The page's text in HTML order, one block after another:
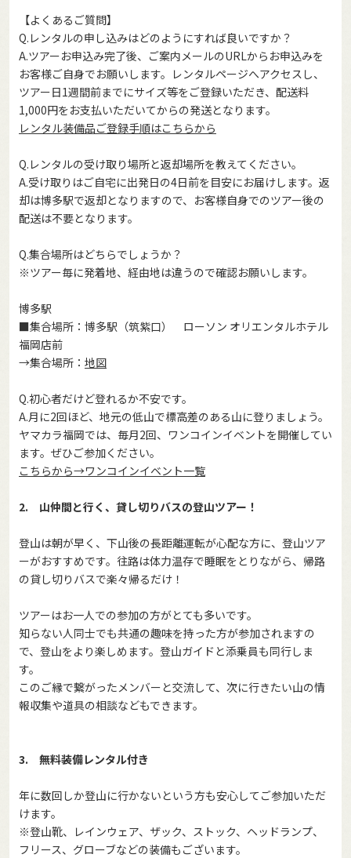
【よくあるご質問】
Q.レンタルの申し込みはどのようにすれば良いですか？
A.ツアーお申込み完了後、ご案内メールのURLからお申込みを
お客様ご自身でお願いします。レンタルページへアクセスし、
ツアー日1週間前までにサイズ等をご登録いただき、配送料
1,000円をお支払いただいてからの発送となります。
レンタル装備品ご登録手順はこちらから
Q.レンタルの受け取り場所と返却場所を教えてください。
A.受け取りはご自宅に出発日の4日前を目安にお届けします。返
却は博多駅で返却となりますので、お客様自身でのツアー後の
配送は不要となります。
Q.集合場所はどちらでしょうか？
※ツアー毎に発着地、経由地は違うので確認お願いします。
博多駅
■集合場所：博多駅（筑紫口） ローソン オリエンタルホテル
福岡店前
→集合場所： 地図
Q.初心者だけど登れるか不安です。
A.月に2回ほど、地元の低山で標高差のある山に登りましょう。
ヤマカラ福岡では、毎月2回、ワンコインイベントを開催してい
ます。ぜひご参加ください。
こちらから→ワンコインイベント一覧
2. 山仲間と行く、貸し切りバスの登山ツアー！
登山は朝が早く、下山後の長距離運転が心配な方に、登山ツア
ーがおすすめです。往路は体力温存で睡眠をとりながら、帰路
の貸し切りバスで楽々帰るだけ！
ツアーはお一人での参加の方がとても多いです。
知らない人同士でも共通の趣味を持った方が参加されますの
で、登山をより楽しめます。登山ガイドと添乗員も同行しま
す。
このご縁で繋がったメンバーと交流して、次に行きたい山の情
報収集や道具の相談などもできます。
3. 無料装備レンタル付き
年に数回しか登山に行かないという方も安心してご参加いただ
けます。
※登山靴、レインウェア、ザック、ストック、ヘッドランプ、
フリース、グローブなどの装備もございます。